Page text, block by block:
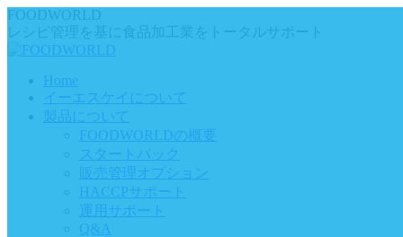
Skip
to
content
FOODWORLD
レシピ管理を基に食品加工業をトータルサポート
Home
イーエスケイについて
製品について
FOODWORLDの概要
スタートパック
販売管理オプション
HACCPサポート
運用サポート
Q&A